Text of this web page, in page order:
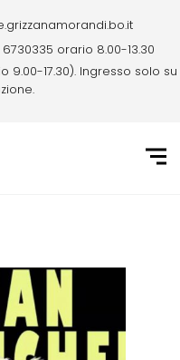
orario 8.00-13.30
9.00-17.30). Ingresso solo su